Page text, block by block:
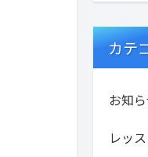
カテ
お知
レッ